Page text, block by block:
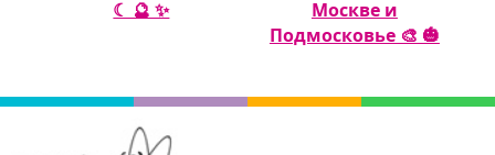
☾ 🔮 ✨
Москве и
Подмосковье 🎨 🎃